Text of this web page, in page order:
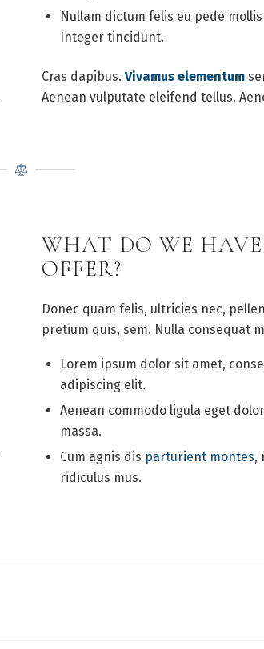
Nullam dictum felis eu pede
Integer tincidunt.
Cras dapibus.Vivamus elementum
Aenean vulputate eleifend tellus.
WHAT DO WE
OFFER?
Donec quam felis, ultricies nec,
pretium quis, sem. Nulla consequat
Lorem ipsum dolor sit amet,
adipiscing elit.
Aenean commodo ligula eget
massa.
Cum agnis dis parturient montes,
ridiculus mus.